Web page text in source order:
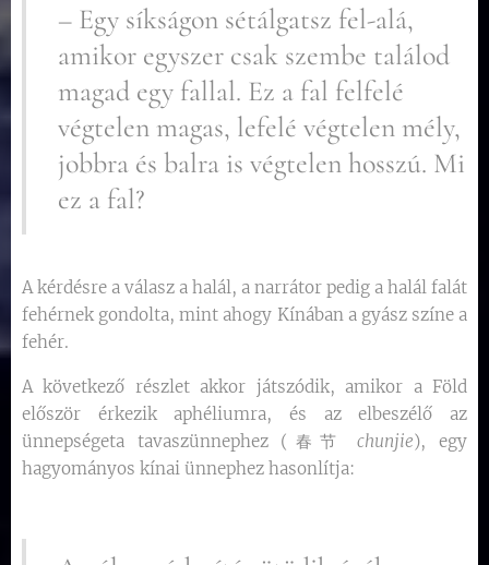
– Egy síkságon sétálgatsz fel-alá,
amikor egyszer csak szembe találod
magad egy fallal. Ez a fal felfelé
végtelen magas, lefelé végtelen mély,
jobbra és balra is végtelen hosszú. Mi
ez a fal?
A kérdésre a válasz a halál, a narrátor pedig a halál falát
fehérnek gondolta, mint ahogy Kínában a gyász színe a
fehér.
A következő részlet akkor játszódik, amikor a Föld
először érkezik aphéliumra, és az elbeszélő az
ünnepségeta tavaszünnephez (春节chunjie), egy
hagyományos kínai ünnephez hasonlítja: